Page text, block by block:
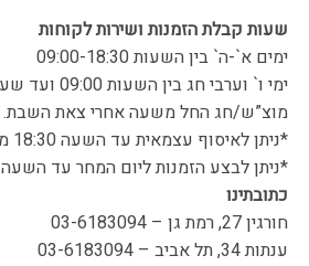
שעות קבלת הזמנות ושירות לקוחות
ימים א`-ה` בין השעות 09:00-18:30
ימי ו` וערבי חג בין השעות 09:00 ועד שעה לפני כניסת שבת/חג.
מוצ”ש/חג החל משעה אחרי צאת השבת.
*ניתן לאיסוף עצמאית עד השעה 18:30 מבית העסק.
*ניתן לבצע הזמנות ליום המחר עד השעה 18:30
כתובתינו
חורגין 27, רמת גן – 03-6183094
ענתות 34, תל אביב – 03-6183094